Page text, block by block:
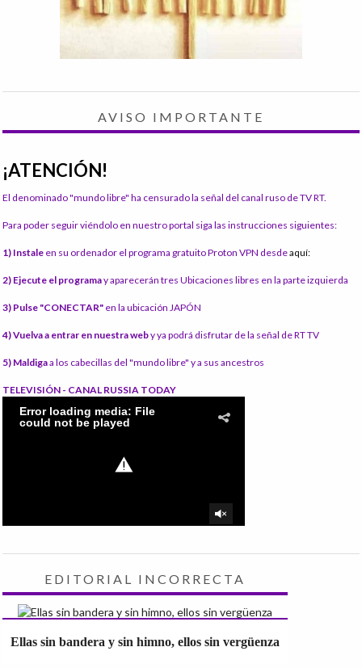
AVISO IMPORTANTE
¡ATENCIÓN!
El denominado "mundo libre" ha censurado la señal del canal ruso de TV RT.
Para poder seguir viéndolo en nuestro portal siga las instrucciones siguientes:
1) Instale en su ordenador el programa gratuito Proton VPN desdeaquí:
2) Ejecute el programay aparecerán tres Ubicaciones libres en la parte izquierda
3) Pulse "CONECTAR" en la ubicación JAPÓN
4) Vuelva a entrar en nuestra weby ya podrá disfrutar de la señal de RT TV
5) Maldigaa los cabecillas del "mundo libre" y a sus ancestros
TELEVISIÓN - CANAL RUSSIA TODAY
EDITORIAL INCORRECTA
Ellas sin bandera y sin himno, ellos sin vergüenza